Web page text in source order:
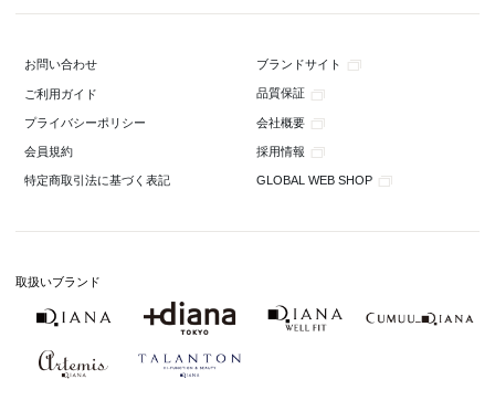
お問い合わせ ブランドサイト
ご利用ガイド 品質保証
プライバシーポリシー 会社概要
会員規約 採用情報
特定商取引法に基づく表記 GLOBAL WEB SHOP
取扱いブランド